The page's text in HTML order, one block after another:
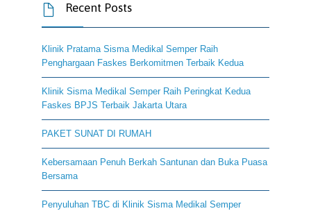
 Recent Posts
Klinik Pratama Sisma Medikal Semper Raih
Penghargaan Faskes Berkomitmen Terbaik Kedua
Klinik Sisma Medikal Semper Raih Peringkat Kedua
Faskes BPJS Terbaik Jakarta Utara
PAKET SUNAT DI RUMAH
Kebersamaan Penuh Berkah Santunan dan Buka Puasa
Bersama
Penyuluhan TBC di Klinik Sisma Medikal Semper